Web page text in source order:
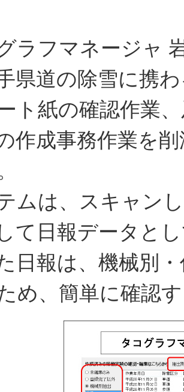
グラフマネージャ
県道の除雪に携
ト紙の確認作業
作成事務作業を
ムは、スキャン
て日報データと
日報は、機械別
め、簡単に確認